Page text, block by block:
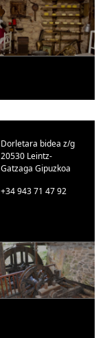
Dorletara bidea z/g
20530 Leintz-
Gatzaga Gipuzkoa
+34 943 71 47 92